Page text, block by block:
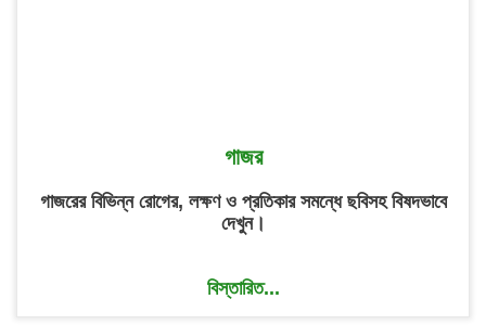
গাজর
গাজরের বিভিন্ন রোগের, লক্ষণ ও প্রতিকার সমন্ধে ছবিসহ বিষদভাবে
দেখুন।
বিস্তারিত...